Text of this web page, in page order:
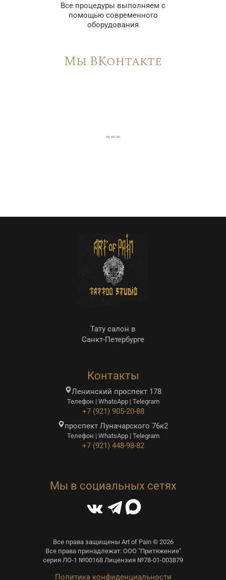
Все процедуры выполняем с
помощью современного
оборудования
Мы ВКонтакте
Тату салон в
Санкт-Петербурге
Контакты
Ленинский проспект 178
Телефон | WhatsApp | Telegram
+7 (921) 905-20-88
проспект Луначарского 76к2
Телефон | WhatsApp | Telegram
+7 (921) 448-98-82
Мы в социальных сетях
Все права защищены Art of Pain © 2026
Все права принадлежат: ООО "Притяжение"
серия ЛО-1 №00168 Лицензия №78-01-003879
Политика конфиденциальности